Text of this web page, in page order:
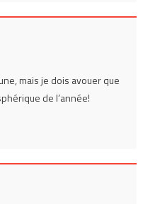
mais je dois avouer que
de l’année!